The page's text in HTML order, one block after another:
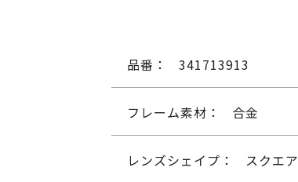
品番： 341713913
フレーム素材： 合金
レンズシェイプ： スクエア